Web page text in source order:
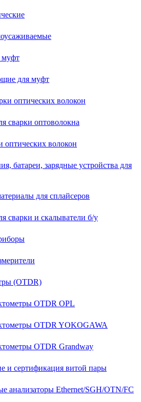
муфт
для муфт
оптических волокон
сварки оптоволокна
оптических волокон
батареи, зарядные устройства для
для сплайсеров
сварки и скалыватели б/у
(OTDR)
OTDR OPL
OTDR YOKOGAWA
OTDR Grandway
и сертификация витой пары
анализаторы Ethernet/SGH/OTN/FC